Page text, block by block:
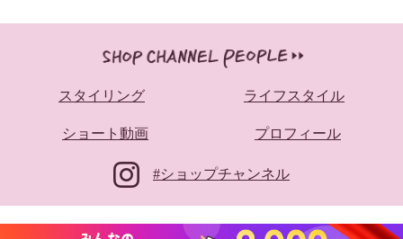
スタイリング ライフスタイル
ショート動画 プロフィール
#ショップチャンネル